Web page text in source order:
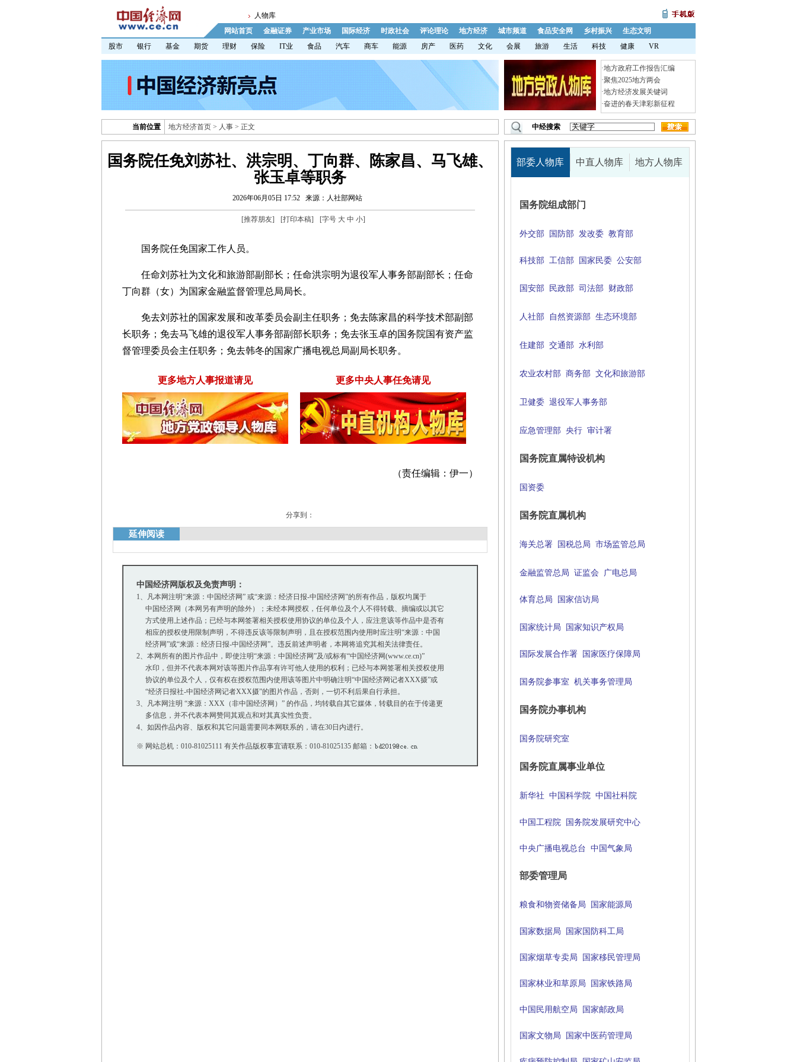
人物库
网站首页
金融证券 产业市场 国际经济 时政社会 评论理论 地方经济 城市频道 食品安全网 乡村振兴
生态文明
股市
银行 基金 期货 理财 保险 IT业 食品 汽车 商车 能源 房产 医药 文化 会展 旅游 生活 科技 健康 VR
·地方政府工作报告汇编
·聚焦2025地方两会
·地方经济发展关键词
·奋进的春天津彩新征程
当前位置 地方经济首页 > 人事 > 正文 中经搜索
国务院任免刘苏社、洪宗明、丁向群、陈家昌、马飞雄、
张玉卓等职务
2026年06月05日 17:52 来源：人社部网站
[推荐朋友] [打印本稿] [字号 大 中 小]
国务院任免国家工作人员。
任命刘苏社为文化和旅游部副部长；任命洪宗明为退役军人事务部副部长；任命
丁向群（女）为国家金融监督管理总局局长。
免去刘苏社的国家发展和改革委员会副主任职务；免去陈家昌的科学技术部副部
长职务；免去马飞雄的退役军人事务部副部长职务；免去张玉卓的国务院国有资产监
督管理委员会主任职务；免去韩冬的国家广播电视总局副局长职务。
更多地方人事报道请见 更多中央人事任免请见
（责任编辑：伊一）
分享到：
延伸阅读
中国经济网版权及免责声明：
1、凡本网注明“来源：中国经济网” 或“来源：经济日报-中国经济网”的所有作品，版权均属于
中国经济网（本网另有声明的除外）；未经本网授权，任何单位及个人不得转载、摘编或以其它
方式使用上述作品；已经与本网签署相关授权使用协议的单位及个人，应注意该等作品中是否有
相应的授权使用限制声明，不得违反该等限制声明，且在授权范围内使用时应注明“来源：中国
经济网”或“来源：经济日报-中国经济网”。违反前述声明者，本网将追究其相关法律责任。
2、本网所有的图片作品中，即使注明“来源：中国经济网”及/或标有“中国经济网(www.ce.cn)”
水印，但并不代表本网对该等图片作品享有许可他人使用的权利；已经与本网签署相关授权使用
协议的单位及个人，仅有权在授权范围内使用该等图片中明确注明“中国经济网记者XXX摄”或
“经济日报社-中国经济网记者XXX摄”的图片作品，否则，一切不利后果自行承担。
3、凡本网注明 “来源：XXX（非中国经济网）” 的作品，均转载自其它媒体，转载目的在于传递更
多信息，并不代表本网赞同其观点和对其真实性负责。
4、如因作品内容、版权和其它问题需要同本网联系的，请在30日内进行。
※ 网站总机：010-81025111 有关作品版权事宜请联系：010-81025135 邮箱：
部委人物库 中直人物库 地方人物库
国务院组成部门
外交部 国防部 发改委 教育部
科技部 工信部 国家民委 公安部
国安部 民政部 司法部 财政部
人社部 自然资源部 生态环境部
住建部 交通部 水利部
农业农村部 商务部 文化和旅游部
卫健委 退役军人事务部
应急管理部 央行 审计署
国务院直属特设机构
国资委
国务院直属机构
海关总署 国税总局 市场监管总局
金融监管总局 证监会 广电总局
体育总局 国家信访局
国家统计局 国家知识产权局
国际发展合作署 国家医疗保障局
国务院参事室 机关事务管理局
国务院办事机构
国务院研究室
国务院直属事业单位
新华社 中国科学院 中国社科院
中国工程院 国务院发展研究中心
中央广播电视总台 中国气象局
部委管理局
粮食和物资储备局 国家能源局
国家数据局 国家国防科工局
国家烟草专卖局 国家移民管理局
国家林业和草原局 国家铁路局
中国民用航空局 国家邮政局
国家文物局 国家中医药管理局